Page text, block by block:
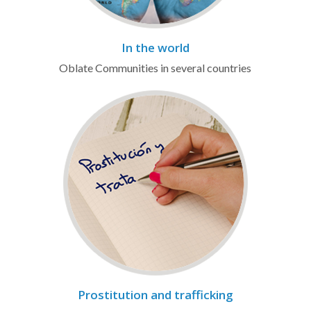
In the world
Oblate Communities in several countries
Prostitution and trafficking